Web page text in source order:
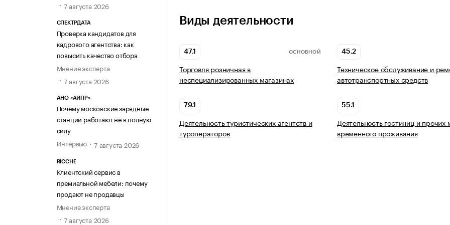
7 августа 2026
СПЕКТРДАТА
Проверка кандидатов для
кадрового агентства: как
повысить качество отбора
Мнение эксперта
7 августа 2026
АНО «АИПР»
Почему московские зарядные
станции работают не в полную
силу
Интервью
7 августа 2026
RICCHE
Клиентский сервис в
премиальной мебели: почему
продают не продавцы
Мнение эксперта
7 августа 2026
Виды деятельности
47.1 ОСНОВНОЙ
Торговля розничная в
неспециализированных магазинах
45.2
Техническое обслуживание и
автотранспортных средств
79.1
Деятельность туристических агентств и
туроператоров
55.1
Деятельность гостиниц и прочих
временного проживания